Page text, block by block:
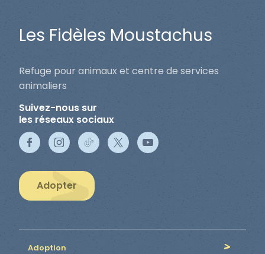
Les Fidèles Moustachus
Refuge pour animaux et centre de services
animaliers
Suivez-nous sur
les réseaux sociaux
Adopter
Adoption